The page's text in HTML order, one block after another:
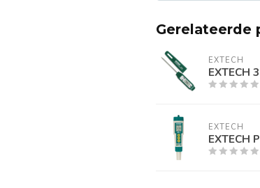
Gerelateerde
EXTECH
EXTECH
EXTECH
EXTECH